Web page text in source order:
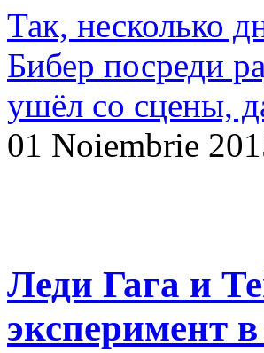
Так, несколько
Бибер посреди
ушёл со сцены,
01 Noiembrie
Леди Гага и
эксперимент